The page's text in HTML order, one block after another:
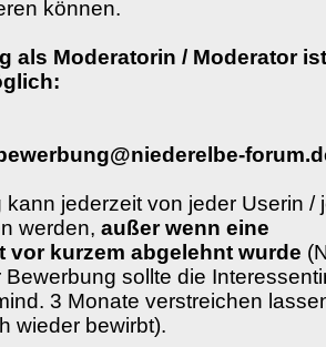
können.
als Moderatorin / Moderator
kann jederzeit von jeder Userin /
werden, außer wenn eine
vor kurzem abgelehnt wurde
sollte die
3 Monate verstreichen
wieder bewirbt).